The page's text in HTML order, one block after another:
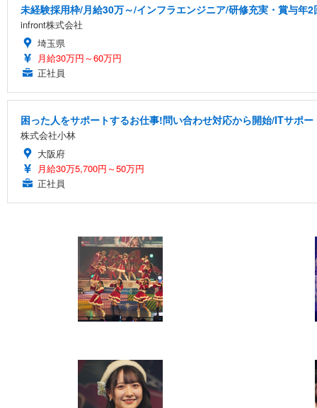
未経験採用枠/月給30万～/インフラエンジニア/研修充実・賞与年2
infront株式会社
埼玉県
月給30万円～60万円
正社員
困った人をサポートするお仕事!問い合わせ対応から開始/ITサポ
株式会社小林
大阪府
月給30万5,700円～50万円
正社員